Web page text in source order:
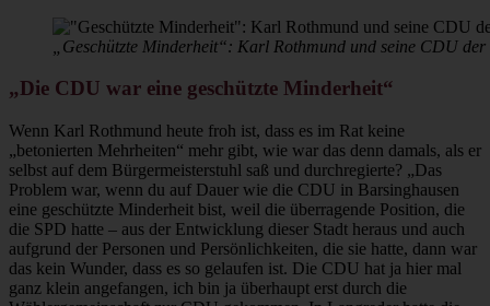
„Geschützte Minderheit“: Karl Rothmund und seine CDU
„Die CDU war eine geschützte Minderheit“
Wenn Karl Rothmund heute froh ist, dass es im Rat keine
„betonierten Mehrheiten“ mehr gibt, wie war das denn damals, als er
selbst auf dem Bürgermeisterstuhl saß und durchregierte? „Das
Problem war, wenn du auf Dauer wie die CDU in Barsinghausen
eine geschützte Minderheit bist, weil die überragende Position, die
die SPD hatte – aus der Entwicklung dieser Stadt heraus und auch
aufgrund der Personen und Persönlichkeiten, die sie hatte, dann war
das kein Wunder, dass es so gelaufen ist. Die CDU hat ja hier mal
ganz klein angefangen, ich bin ja überhaupt erst durch die